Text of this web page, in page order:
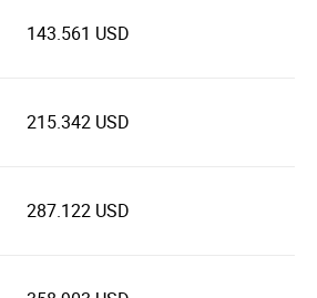
143.561 USD
215.342 USD
287.122 USD